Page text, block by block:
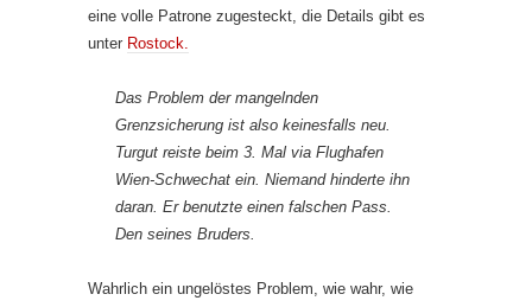
eine volle Patrone zugesteckt, die Details gibt es
unter Rostock.
Das Problem der mangelnden
Grenzsicherung ist also keinesfalls neu.
Turgut reiste beim 3. Mal via Flughafen
Wien-Schwechat ein. Niemand hinderte ihn
daran. Er benutzte einen falschen Pass.
Den seines Bruders.
Wahrlich ein ungelöstes Problem, wie wahr, wie